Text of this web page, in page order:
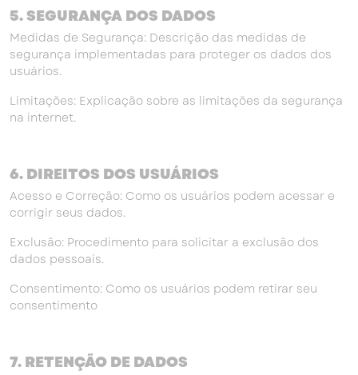
5. SEGURANÇA DOS DADOS
Medidas de Segurança: Descrição das medidas de
segurança implementadas para proteger os dados dos
usuários.
Limitações: Explicação sobre as limitações da segurança
na internet.
6. DIREITOS DOS USUÁRIOS
Acesso e Correção: Como os usuários podem acessar e
corrigir seus dados.
Exclusão: Procedimento para solicitar a exclusão dos
dados pessoais.
Consentimento: Como os usuários podem retirar seu
consentimento
7. RETENÇÃO DE DADOS